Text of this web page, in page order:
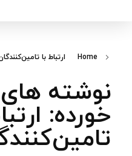
Home ارتباط با
نوشته
خورده: